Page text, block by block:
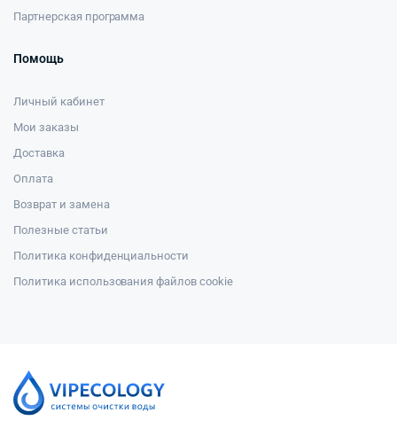
Партнерская программа
Помощь
Личный кабинет
Мои заказы
Доставка
Оплата
Возврат и замена
Полезные статьи
Политика конфиденциальности
Политика использования файлов cookie